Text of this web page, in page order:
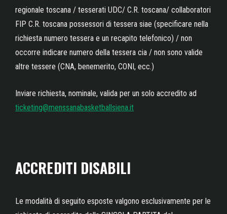
regionale toscana / tesserati UDC/ C.R. toscana/ collaboratori
FIP C.R. toscana possessori di tessera siae (specificare nella
richiesta numero tessera e un recapito telefonico) / non
occorre indicare numero della tessera cia / non sono valide
altre tessere (CNA, benemerito, CONI, ecc.)
Inviare richiesta, nominale, valida per un solo accredito ad
ticketing@menssanabasketballsiena.it
ACCREDITI DISABILI
Le modalità di seguito esposte valgono esclusivamente per le